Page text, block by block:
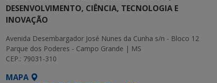
DESENVOLVIMENTO, CIÊNCIA, TECNOLOGIA E
INOVAÇÃO
Avenida Desembargador José Nunes da Cunha s/n - Bloco 12
Parque dos Poderes - Campo Grande | MS
CEP.: 79031-310
MAPA